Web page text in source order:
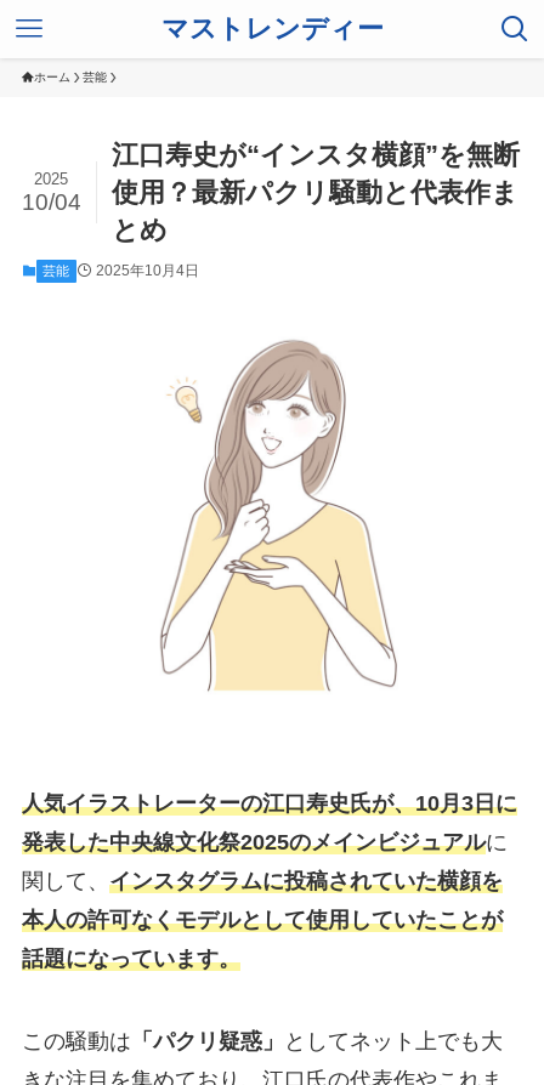
マストレンディー
ホーム 芸能
江口寿史が“インスタ横顔”を無断
使用？最新パクリ騒動と代表作ま
とめ
2025
10/04
芸能 2025年10月4日
人気イラストレーターの江口寿史氏が、10月3日に
発表した中央線文化祭2025のメインビジュアルに
関して、 インスタグラムに投稿されていた横顔を
本人の許可なくモデルとして使用していたことが
話題になっています。
この騒動は 「パクリ疑惑」
としてネット上でも大